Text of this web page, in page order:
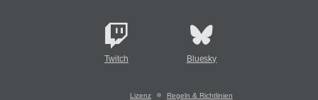
Twitch Bluesky
Lizenz Regeln & Richtlinien